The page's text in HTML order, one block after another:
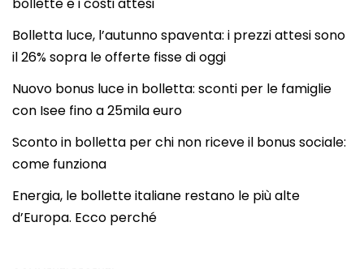
Bolletta luce, l’autunno spaventa: i prezzi attesi sono
il 26% sopra le offerte fisse di oggi
Nuovo bonus luce in bolletta: sconti per le famiglie
con Isee fino a 25mila euro
Sconto in bolletta per chi non riceve il bonus sociale:
come funziona
Energia, le bollette italiane restano le più alte
d’Europa. Ecco perché